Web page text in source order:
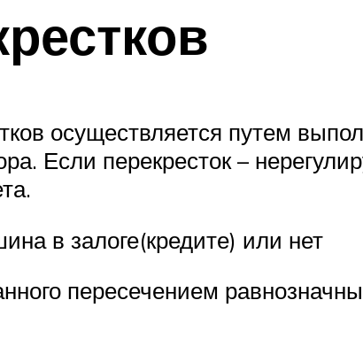
осуществляется путем
Если перекресток –
в залоге(кредите) или нет
пересечением